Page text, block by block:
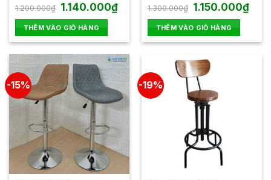
Được
hạng
0
5
sao
1.200.000₫ Giá
gốc
là:
1.200.000₫.
1.140.000₫Giá
hiện
1.140.000₫.
THÊM VÀO GIỎ HÀNG
Được
hạng
0
5
1.300.000₫ Giá
gốc
là:
1.300.000₫.
1.150.000₫Giá
hiện
THÊM VÀO GIỎ HÀNG
-15% -19%